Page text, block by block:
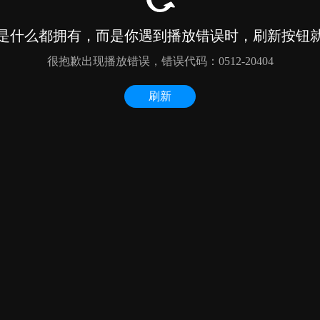
什么都拥有，而是你遇到播放错误时，刷新按钮
很抱歉出现播放错误，错误代码：0512-20404
刷新